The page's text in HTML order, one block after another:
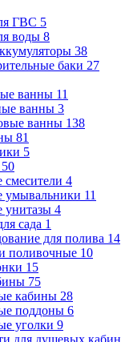
ГВС 5
воды 8
38
баки 27
ванны 11
ванны 3
ванны 138
81
5
50
смесители 4
умывальники 11
унитазы 4
сада 1
для полива 14
поливочные 10
15
75
кабины 28
поддоны 6
уголки 9